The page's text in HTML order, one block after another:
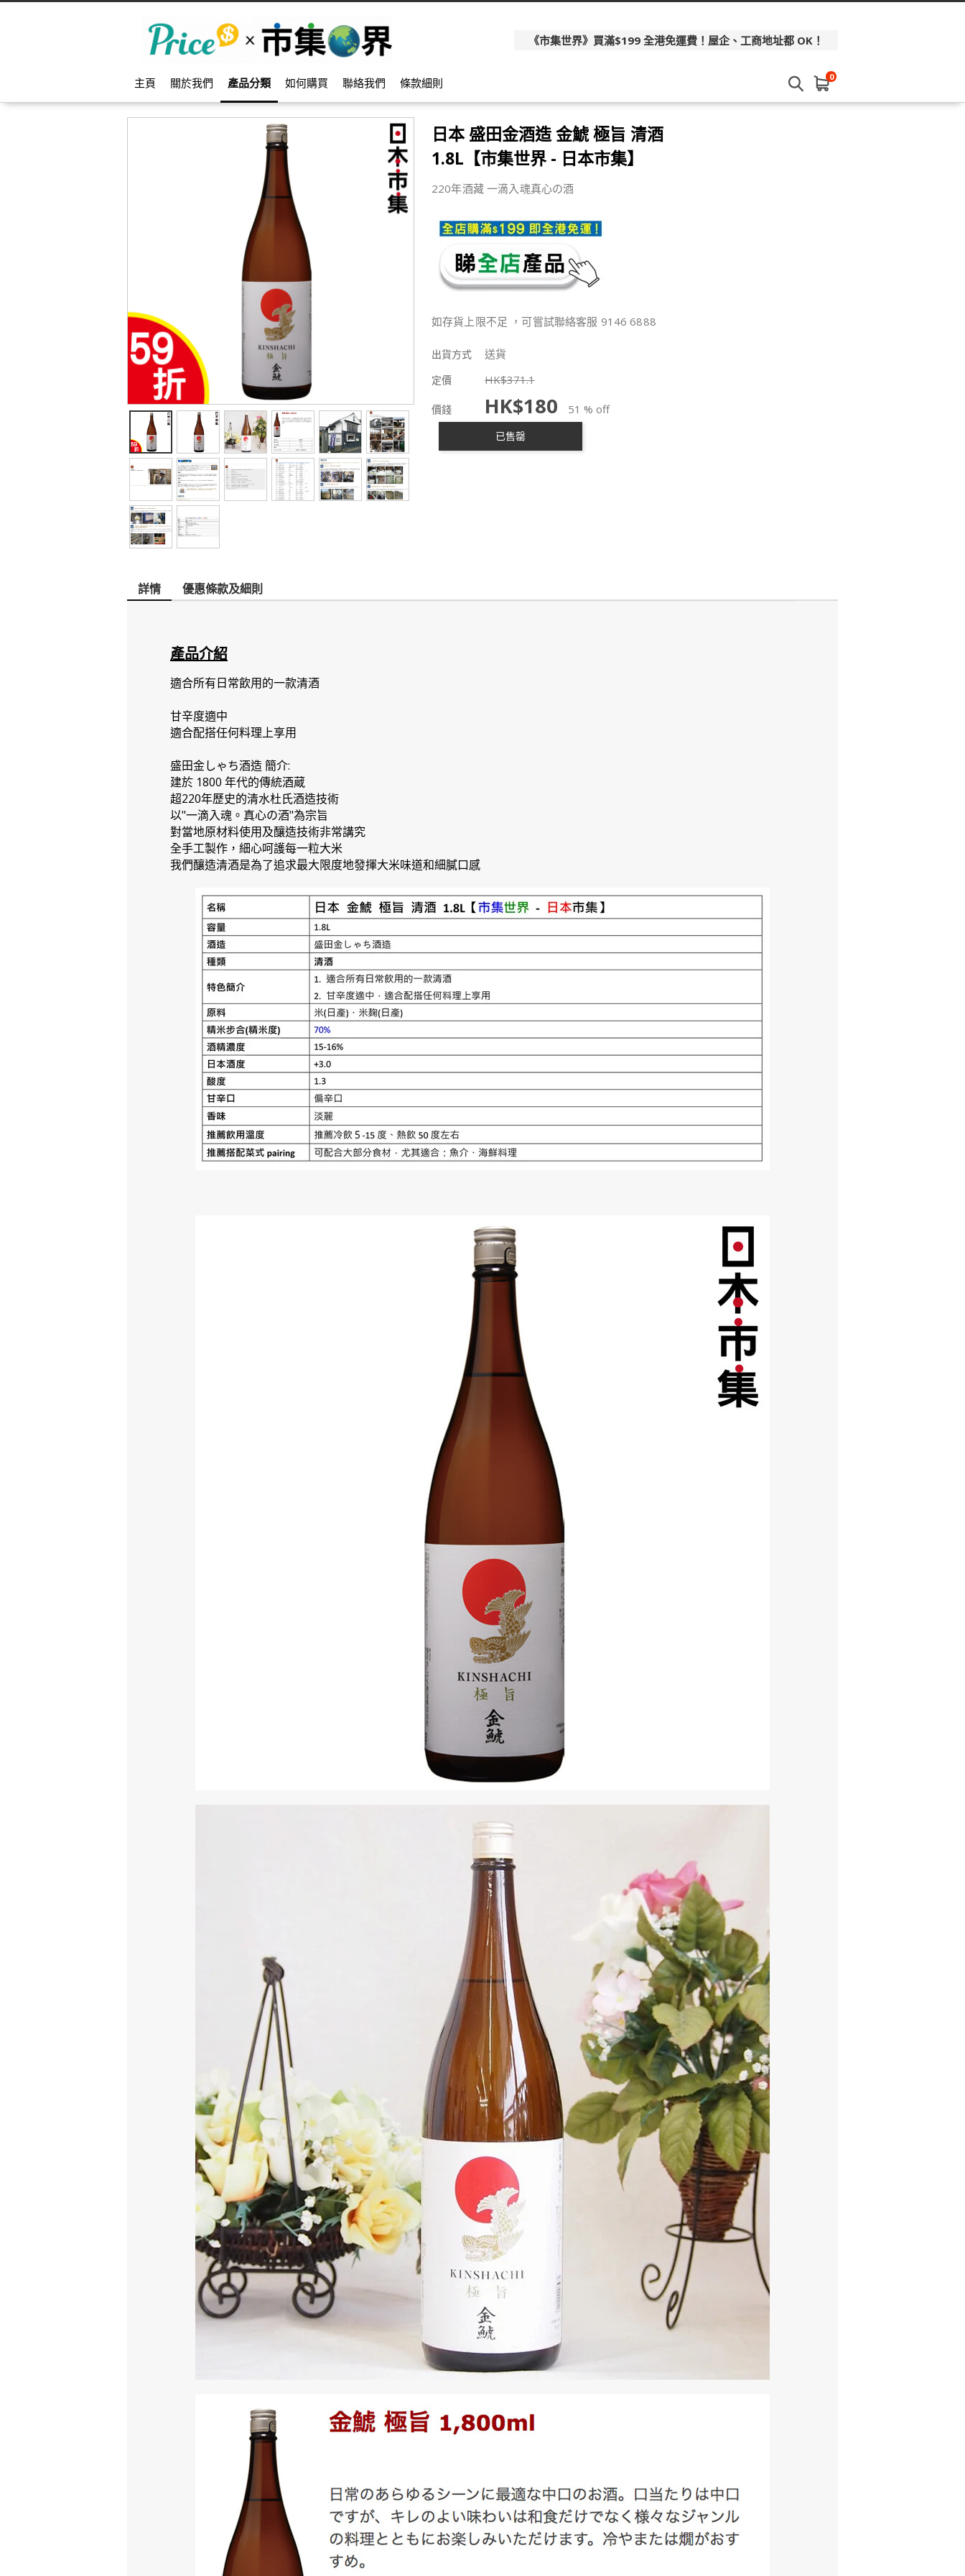
《市集世界》買滿$199 全港免運費！屋企、工商地址都 OK！
主頁 關於我們 產品分類 如何購買 聯絡我們 條款細則 0
日本 盛田金酒造 金鯱 極旨 清酒
1.8L【市集世界 - 日本市集】
220年酒藏 一滴入魂真心の酒
如存貨上限不足 ，可嘗試聯絡客服 9146 6888
出貨方式 送貨
定價 HK$371.1
價錢 HK$180 51 % off
已售罄
詳情 優惠條款及細則
產品介紹
適合所有日常飲用的一款清酒
甘辛度適中
適合配搭任何料理上享用
盛田金しゃち酒造 簡介:
建於 1800 年代的傳統酒蔵
超220年歷史的清水杜氏酒造技術
以"一滴入魂。真心の酒"為宗旨
對當地原材料使用及釀造技術非常講究
全手工製作，細心呵護每一粒大米
我們釀造清酒是為了追求最大限度地發揮大米味道和細膩口感